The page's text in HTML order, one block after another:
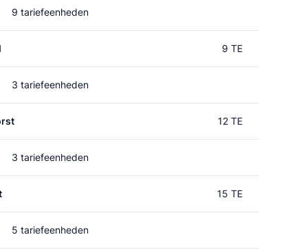
9 tariefeenheden
9 TE
3 tariefeenheden
12 TE
3 tariefeenheden
15 TE
5 tariefeenheden